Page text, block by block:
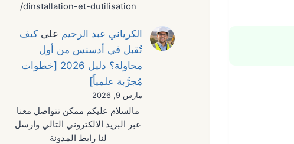
dinstallation-et-dutilisation/
الكرياني عبد الرحيم علىكيف
تُقبل في أدسنس من أول
محاولة؟ دليل 2026 [خطوات
مُجرَّبة علمياً]
مارس 9, 2026
مالسلام عليكم ممكن تتواصل معنا
عبر البريد الالكتروني التالي وارسل
لنا رابط المدونة